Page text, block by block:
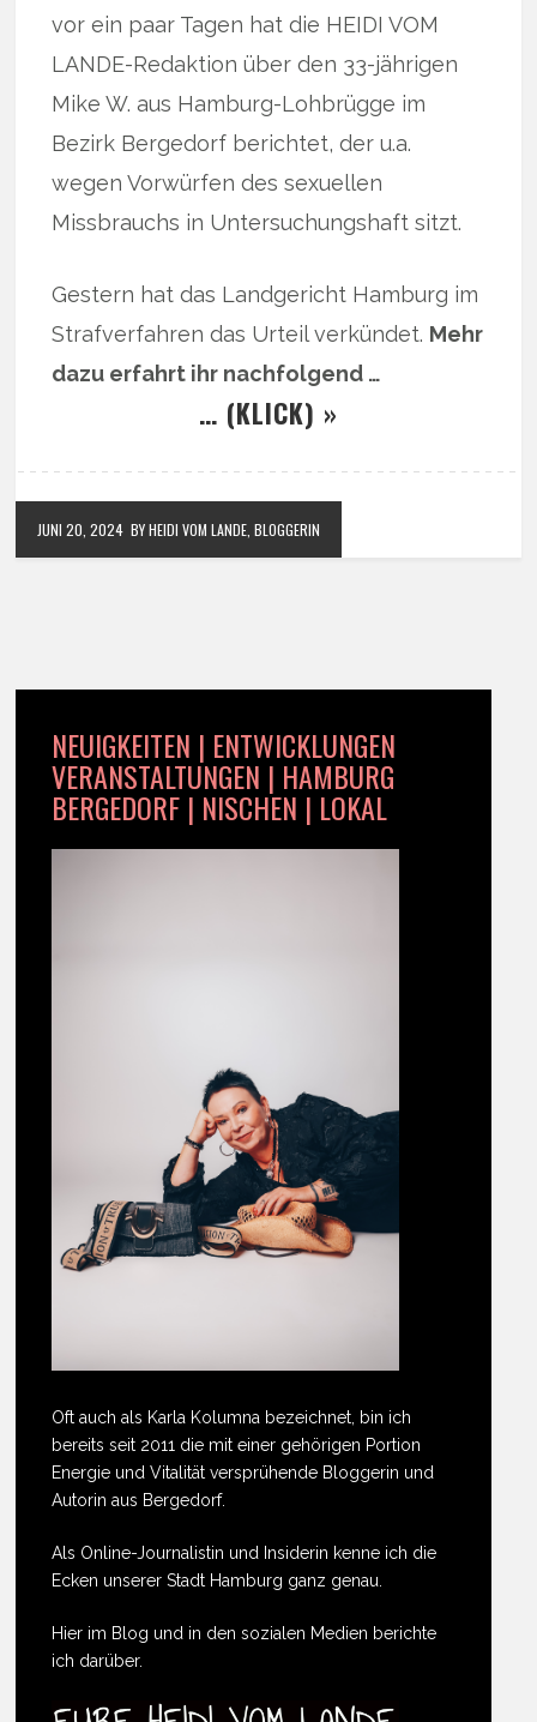
vor ein paar Tagen hat die HEIDI VOM
LANDE-Redaktion über den 33-jährigen
Mike W. aus Hamburg-Lohbrügge im
Bezirk Bergedorf berichtet, der u.a.
wegen Vorwürfen des sexuellen
Missbrauchs in Untersuchungshaft sitzt.
Gestern hat das Landgericht Hamburg im
Strafverfahren das Urteil verkündet. Mehr
dazu erfahrt ihr nachfolgend …
… (KLICK) »
JUNI 20, 2024 BY HEIDI VOM LANDE, BLOGGERIN
NEUIGKEITEN | ENTWICKLUNGEN
VERANSTALTUNGEN | HAMBURG
BERGEDORF | NISCHEN | LOKAL
Oft auch als Karla Kolumna bezeichnet, bin ich
bereits seit 2011 die mit einer gehörigen Portion
Energie und Vitalität versprühende Bloggerin und
Autorin aus Bergedorf.
Als Online-Journalistin und Insiderin kenne ich die
Ecken unserer Stadt Hamburg ganz genau.
Hier im Blog und in den sozialen Medien berichte
ich darüber.